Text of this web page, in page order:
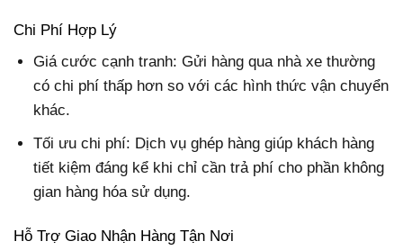
Chi Phí Hợp Lý
Giá cước cạnh tranh: Gửi hàng qua nhà xe thường
có chi phí thấp hơn so với các hình thức vận chuyển
khác.
Tối ưu chi phí: Dịch vụ ghép hàng giúp khách hàng
tiết kiệm đáng kể khi chỉ cần trả phí cho phần không
gian hàng hóa sử dụng.
Hỗ Trợ Giao Nhận Hàng Tận Nơi